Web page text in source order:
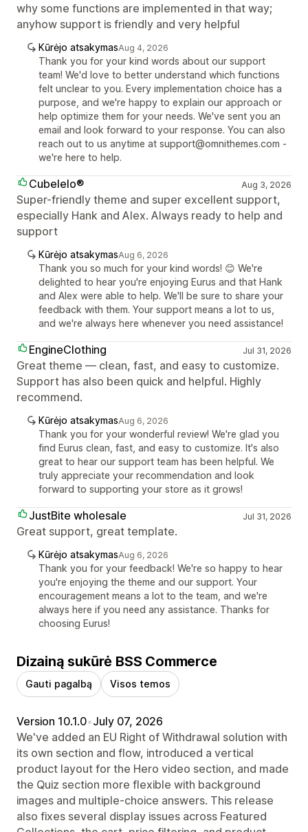
why some functions are implemented in that way;
anyhow support is friendly and very helpful
Kūrėjo atsakymasAug 4, 2026
Thank you for your kind words about our support
team! We'd love to better understand which functions
felt unclear to you. Every implementation choice has a
purpose, and we're happy to explain our approach or
help optimize them for your needs. We've sent you an
email and look forward to your response. You can also
reach out to us anytime at support@omnithemes.com -
we're here to help.
Cubelelo® Aug 3, 2026
Super-friendly theme and super excellent support,
especially Hank and Alex. Always ready to help and
support
Kūrėjo atsakymasAug 6, 2026
Thank you so much for your kind words! 😊 We're
delighted to hear you're enjoying Eurus and that Hank
and Alex were able to help. We'll be sure to share your
feedback with them. Your support means a lot to us,
and we're always here whenever you need assistance!
EngineClothing Jul 31, 2026
Great theme — clean, fast, and easy to customize.
Support has also been quick and helpful. Highly
recommend.
Kūrėjo atsakymasAug 6, 2026
Thank you for your wonderful review! We're glad you
find Eurus clean, fast, and easy to customize. It's also
great to hear our support team has been helpful. We
truly appreciate your recommendation and look
forward to supporting your store as it grows!
JustBite wholesale Jul 31, 2026
Great support, great template.
Kūrėjo atsakymasAug 6, 2026
Thank you for your feedback! We're so happy to hear
you're enjoying the theme and our support. Your
encouragement means a lot to the team, and we're
always here if you need any assistance. Thanks for
choosing Eurus!
Dizainą sukūrė BSS Commerce
Gauti pagalbą Visos temos
Version 10.1.0•July 07, 2026
We've added an EU Right of Withdrawal solution with
its own section and flow, introduced a vertical
product layout for the Hero video section, and made
the Quiz section more flexible with background
images and multiple-choice answers. This release
also fixes several display issues across Featured